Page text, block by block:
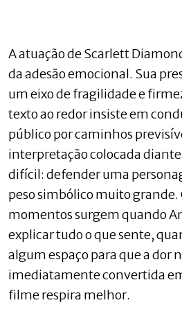
A atuação de Scarlett
da adesão emocional. Sua
um eixo de fragilidade e
texto ao redor insiste em
público por caminhos
interpretação colocada
difícil: defender uma
peso simbólico muito grande.
momentos surgem quando
explicar tudo o que sente,
algum espaço para que a dor
imediatamente convertida
filme respira melhor.